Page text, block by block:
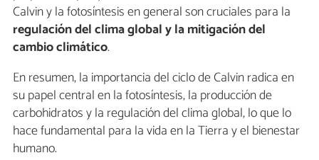
Calvin y la fotosíntesis en general son cruciales para la
regulación del clima global y la mitigación del
cambio climático.
En resumen, la importancia del ciclo de Calvin radica en
su papel central en la fotosíntesis, la producción de
carbohidratos y la regulación del clima global, lo que lo
hace fundamental para la vida en la Tierra y el bienestar
humano.